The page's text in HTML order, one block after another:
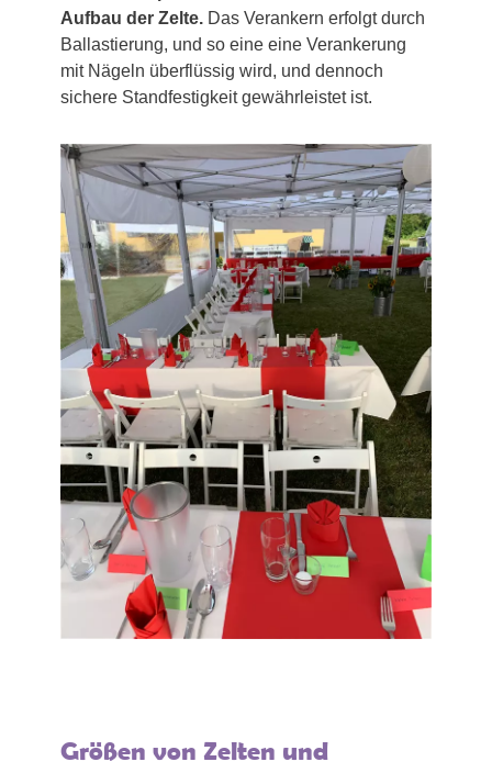
Aufbau der Zelte. Das Verankern erfolgt durch
Ballastierung, und so eine eine Verankerung
mit Nägeln überflüssig wird, und dennoch
sichere Standfestigkeit gewährleistet ist.
Größen von Zelten und